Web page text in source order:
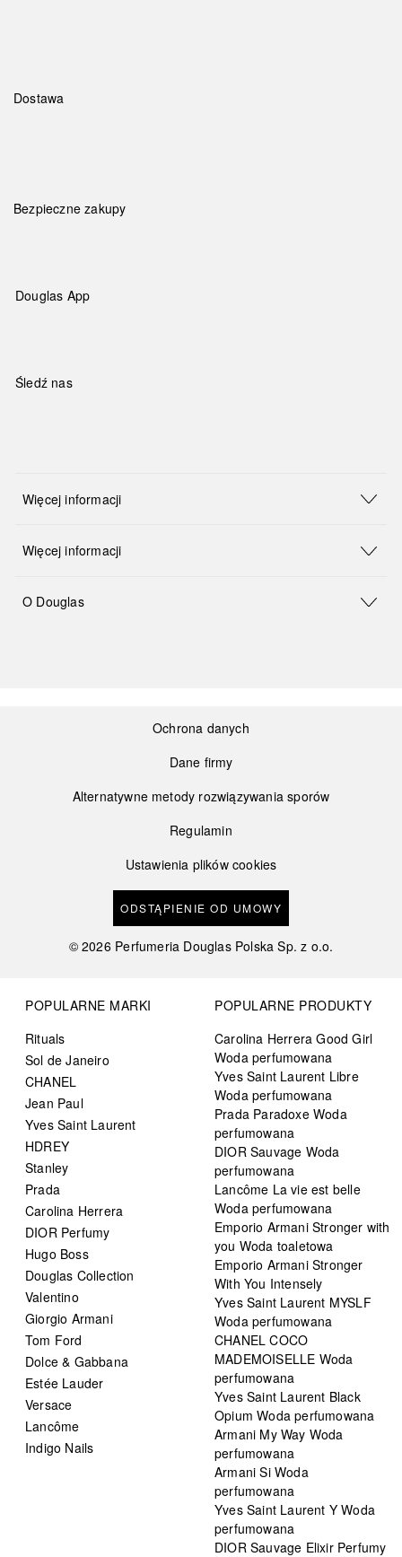
Dostawa
Bezpieczne zakupy
Douglas App
Śledź nas
Więcej informacji
Więcej informacji
O Douglas
Ochrona danych
Dane firmy
Alternatywne metody rozwiązywania sporów
Regulamin
Ustawienia plików cookies
ODSTĄPIENIE OD UMOWY
©2026 Perfumeria Douglas Polska Sp. z o.o.
POPULARNE MARKI
Rituals
Sol de Janeiro
CHANEL
Jean Paul
Yves Saint Laurent
HDREY
Stanley
Prada
Carolina Herrera
DIOR Perfumy
Hugo Boss
Douglas Collection
Valentino
Giorgio Armani
Tom Ford
Dolce & Gabbana
Estée Lauder
Versace
Lancôme
Indigo Nails
POPULARNE PRODUKTY
Carolina Herrera Good Girl
Woda perfumowana
Yves Saint Laurent Libre
Woda perfumowana
Prada Paradoxe Woda
perfumowana
DIOR Sauvage Woda
perfumowana
Lancôme La vie est belle
Woda perfumowana
Emporio Armani Stronger with
you Woda toaletowa
Emporio Armani Stronger
With You Intensely
Yves Saint Laurent MYSLF
Woda perfumowana
CHANEL COCO
MADEMOISELLE Woda
perfumowana
Yves Saint Laurent Black
Opium Woda perfumowana
Armani My Way Woda
perfumowana
Armani Si Woda
perfumowana
Yves Saint Laurent Y Woda
perfumowana
DIOR Sauvage Elixir Perfumy